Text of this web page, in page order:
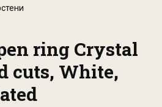
ring Crystal
cuts, White,